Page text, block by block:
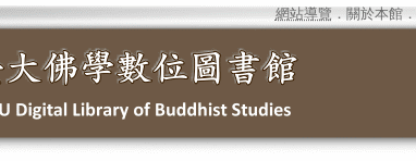
網站導覽 ． 關於本館．